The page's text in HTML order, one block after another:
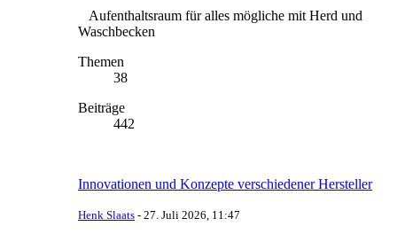
Aufenthaltsraum für alles mögliche mit Herd und
Waschbecken
Themen
38
Beiträge
442
Innovationen und Konzepte verschiedener Hersteller
Henk Slaats - 27. Juli 2026, 11:47